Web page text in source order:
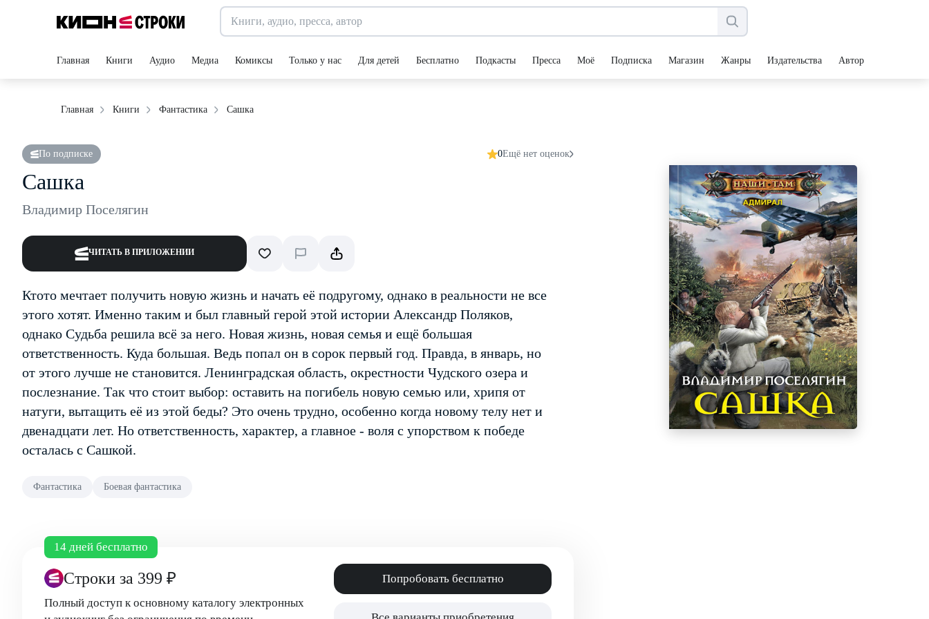
Главная Книги Аудио Медиа Комиксы Только у нас Для детей Бесплатно Подкасты Пресса Моё Подписка Магазин Жанры Издательства Авторы
Главная Книги Фантастика Сашка
По подписке 0Ещё нет оценок
Сашка
Владимир Поселягин
ЧИТАТЬ В ПРИЛОЖЕНИИ
Кто­то мечтает получить новую жизнь и начать её по­другому, однако в реальности не все
этого хотят. Именно таким и был главный герой этой истории Александр Поляков,
однако Судьба решила всё за него. Новая жизнь, новая семья и ещё большая
ответственность. Куда большая. Ведь попал он в сорок первый год. Правда, в январь, но
от этого лучше не становится. Ленинградская область, окрестности Чудского озера и
послезнание. Так что стоит выбор: оставить на погибель новую семью или, хрипя от
натуги, вытащить её из этой беды? Это очень трудно, особенно когда новому телу нет и
двенадцати лет. Но ответственность, характер, а главное - воля с упорством к победе
осталась с Сашкой.
Фантастика Боевая фантастика
14 дней бесплатно
Строки за 399 ₽
Полный доступ к основному каталогу электронных
Попробовать бесплатно